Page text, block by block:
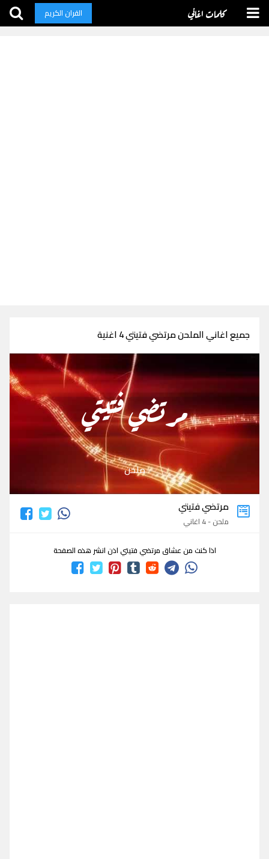
كلمات اغاني القران الكريم
جميع اغاني الملحن مرتضي فتيتي 4 اغنية
مرتضي فتيتي
ملحن
مرتضي فتيتي
ملحن - 4 اغاني
اذا كنت من عشاق مرتضي فتيتي اذن انشر هذه الصفحة